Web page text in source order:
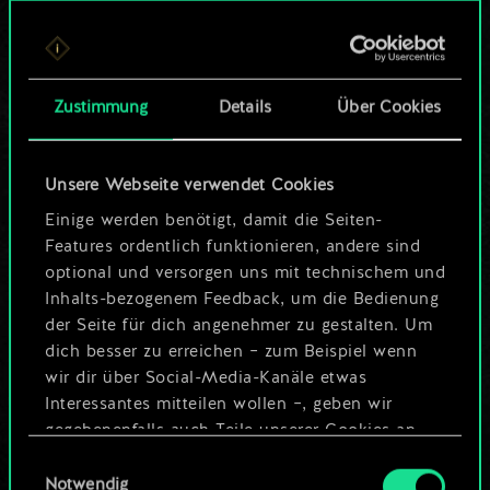
Zustimmung Details Über Cookies
Unsere Webseite verwendet Cookies
Einige werden benötigt, damit die Seiten-
Features ordentlich funktionieren, andere sind
optional und versorgen uns mit technischem und
Inhalts-bezogenem Feedback, um die Bedienung
der Seite für dich angenehmer zu gestalten. Um
dich besser zu erreichen – zum Beispiel wenn
wir dir über Social-Media-Kanäle etwas
Interessantes mitteilen wollen –, geben wir
gegebenenfalls auch Teile unserer Cookies an
Cookies erfordert allerdings deine Zustimmung.
Notwendig
Bis jetzt ist dies nur
ein geteilter Satz
Karten.
Wo es doch so viel
mehr sein kann!
Deck benennen und Leitfaden
Deck bearbeiten